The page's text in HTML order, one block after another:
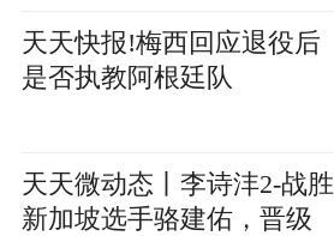
天天快报!梅西回应退役后
是否执教阿根廷队
天天微动态丨李诗沣2-战胜
新加坡选手骆建佑，晋级